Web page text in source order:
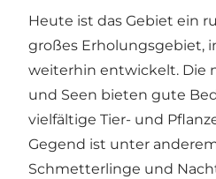
Heute ist das Gebiet ein
großes Erholungsgebiet,
weiterhin entwickelt. Die
und Seen bieten gute
vielfältige Tier- und
Gegend ist unter
Schmetterlinge und